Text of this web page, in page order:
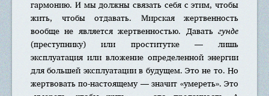
гармонию. И мы должны связать себя с этим, чтобы
жить, чтобы отдавать. Мирская жертвенность
вообще не является жертвенностью. Давать гунде
(преступнику) или проститутке — лишь
эксплуатация или вложение определенной энергии
для большей эксплуатации в будущем. Это не то. Но
жертвовать по-настоящему — значит «умереть». Это